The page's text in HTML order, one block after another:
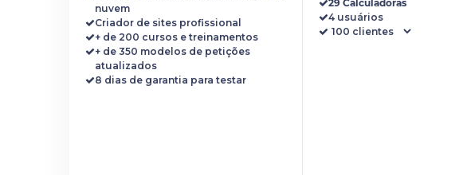
nuvem
Criador de sites profissional
+ de 200 cursos e treinamentos
+ de 350 modelos de petições
atualizados
8 dias de garantia para testar
29 Calculadoras
4 usuários